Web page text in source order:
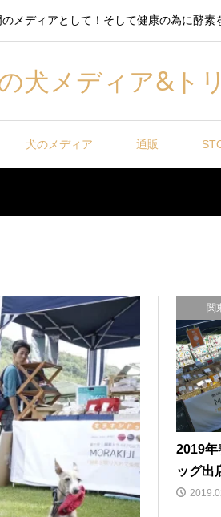
メディアとして！そして健康の為に酵素
犬メディア&ト
犬のメディア 通販
関
2019年
ッグ出